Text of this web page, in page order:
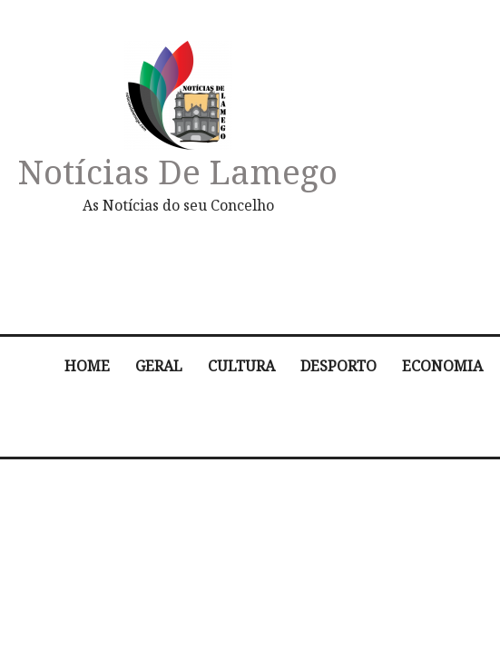
Notícias De Lamego
As Notícias do seu Concelho
HOME GERAL CULTURA DESPORTO ECONOMIA